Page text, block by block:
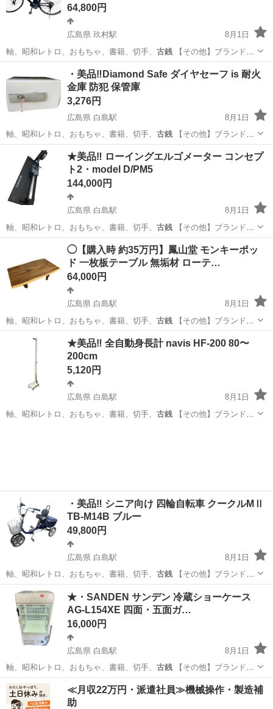
64,800円
広島県 玖村駅
8月1日
軸、昭和レトロ、おもちゃ、書籍、切手、 古銭【その他】ブランド家
具、電動自転車…
玖村駅 電動アシスト自転車 ベロスター
・美品‼️Diamond Safe ダイヤセーフ is 耐火
金庫 防犯 保管庫
3,276円
広島県 白島駅
8月1日
軸、昭和レトロ、おもちゃ、書籍、切手、 古銭【その他】ブランド家
具、電動自転車…
広島市 白島駅 防災、セキュリティ 保管庫
★美品‼️ ローイングエルゴメーター コンセプ
ト2・model D/PM5
144,000円
広島県 白島駅
8月1日
軸、昭和レトロ、おもちゃ、書籍、切手、 古銭【その他】ブランド家
具、電動自転車…
白島駅 フィットネス、トレーニング
ローイングエルゴメーター
◯【購入時 約35万円】鳳山堂 モンキーポッ
ド 一枚板テーブル 無垢材 ローテ…
64,000円
広島県 白島駅
8月1日
軸、昭和レトロ、おもちゃ、書籍、切手、 古銭【その他】ブランド家
具、電動自転車…
白島駅 テーブル 無垢材
★美品‼️ 全自動身長計 navis HF-200 80〜
200cm
5,120円
広島県 白島駅
8月1日
軸、昭和レトロ、おもちゃ、書籍、切手、 古銭【その他】ブランド家
・美品‼️ シニア向け 四輪自転車 クークルMⅡ
TB-M14B ブルー
49,800円
広島県 白島駅
8月1日
軸、昭和レトロ、おもちゃ、書籍、切手、 古銭【その他】ブランド家
具、電動自転車…
広島 広島市 その他 クークル
★・SANDEN サンデン 冷蔵ショーケース
AG-L154XE 四面・五面ガ…
16,000円
広島県 白島駅
8月1日
軸、昭和レトロ、おもちゃ、書籍、切手、 古銭【その他】ブランド家
具、電動自転車…
広島 広島市 白島駅 キッチン家電
≪月収22万円・派遣社員≫機械操作・製造補
助